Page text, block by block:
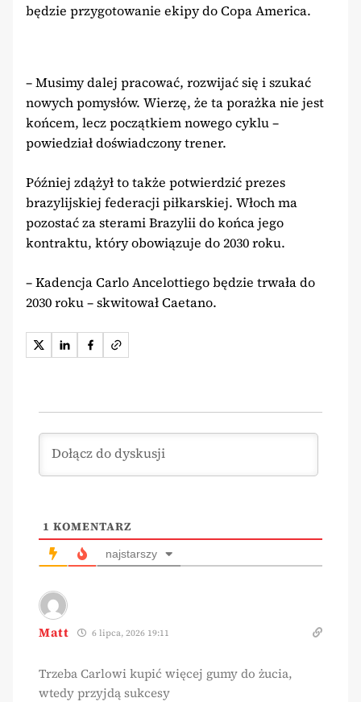
będzie przygotowanie ekipy do Copa America.
– Musimy dalej pracować, rozwijać się i szukać
nowych pomysłów. Wierzę, że ta porażka nie jest
końcem, lecz początkiem nowego cyklu –
powiedział doświadczony trener.
Później zdążył to także potwierdzić prezes
brazylijskiej federacji piłkarskiej. Włoch ma
pozostać za sterami Brazylii do końca jego
kontraktu, który obowiązuje do 2030 roku.
– Kadencja Carlo Ancelottiego będzie trwała do
2030 roku – skwitował Caetano.
1 KOMENTARZ
najstarszy
Matt 6 lipca, 2026 19:11
Trzeba Carlowi kupić więcej gumy do żucia,
wtedy przyjdą sukcesy